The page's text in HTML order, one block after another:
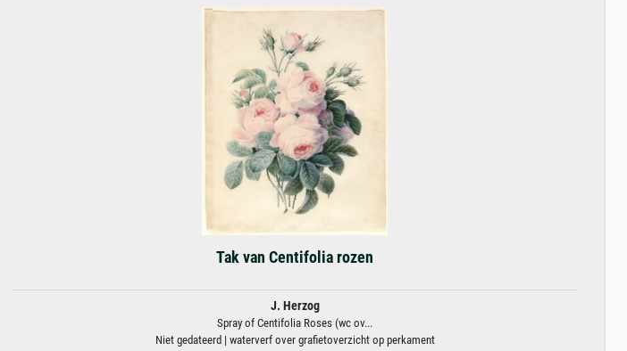
Tak van Centifolia rozen
J. Herzog
Spray of Centifolia Roses (wc ov...
Niet gedateerd | waterverf over grafietoverzicht op perkament